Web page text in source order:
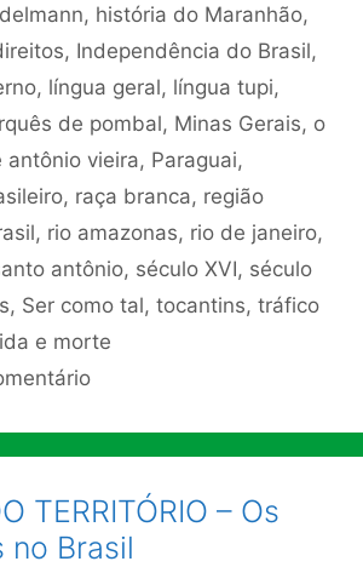
, história do Maranhão,
, Independência do Brasil,
, língua geral, língua tupi,
de pombal, Minas Gerais, o
antônio vieira, Paraguai,
, raça branca, região
, rio amazonas, rio de janeiro,
antônio, século XVI, século
, Ser como tal, tocantins, tráfico
e morte
TERRITÓRIO – Os
no Brasil